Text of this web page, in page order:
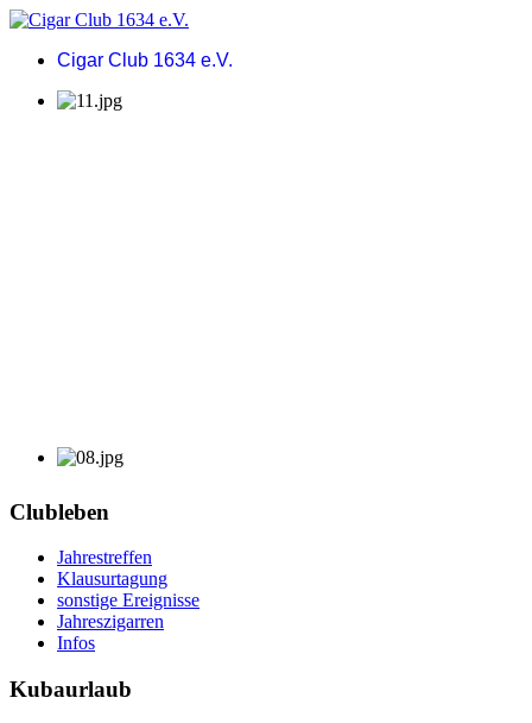
Cigar Club 1634 e.V.
Clubleben
Jahrestreffen
Klausurtagung
sonstige Ereignisse
Jahreszigarren
Infos
Kubaurlaub